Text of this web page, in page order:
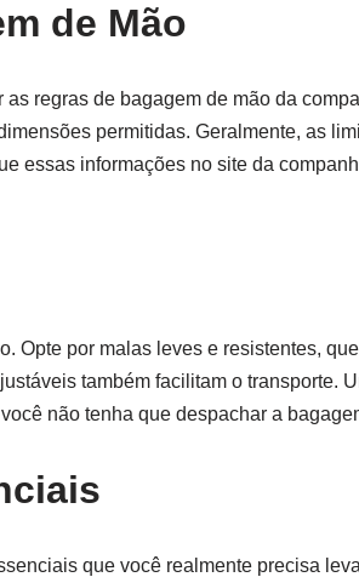
de Mão
regras de bagagem de mão da
permitidas. Geralmente, as
essas informações no site da
Opte por malas leves e resistentes,
também facilitam o transporte.
não tenha que despachar a
que você realmente precisa